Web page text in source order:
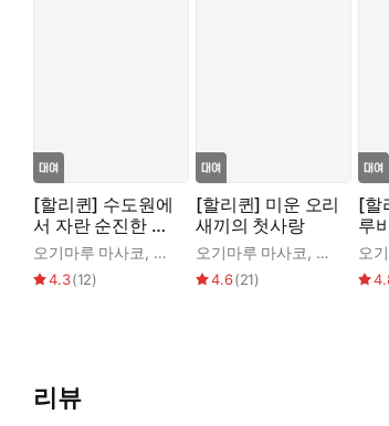
[할리퀸] 수도원에
서 자란 순진한 신
부
오기마루 마사코, 미셀 스마트
4.3(12)
[할리퀸] 미운 오리
새끼의 첫사랑
오기마루 마사코, 캐시 윌리
4.6(21)
[할
루
오
리뷰